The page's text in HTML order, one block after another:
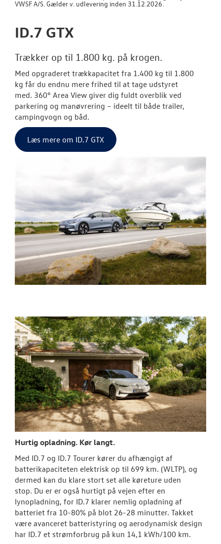
VWSF A/S. Gælder v. udlevering inden 31.12.2026.
ID.7 GTX
Trækker op til 1.800 kg. på krogen.
Med opgraderet trækkapacitet fra 1.400 kg til 1.800
kg får du endnu mere frihed til at tage udstyret
med. 360° Area View giver dig fuldt overblik ved
parkering og manøvrering – ideelt til både trailer,
campingvogn og båd.
Læs mere om ID.7 GTX
Hurtig opladning. Kør langt.
Med ID.7 og ID.7 Tourer kører du afhængigt af
batterikapaciteten elektrisk op til 699 km. (WLTP), og
dermed kan du klare stort set alle køreture uden
stop. Du er er også hurtigt på vejen efter en
lynopladning, for ID.7 klarer nemlig opladning af
batteriet fra 10-80% på blot 26-28 minutter. Takket
være avanceret batteristyring og aerodynamisk design
har ID.7 et strømforbrug på kun 14,1 kWh/100 km.